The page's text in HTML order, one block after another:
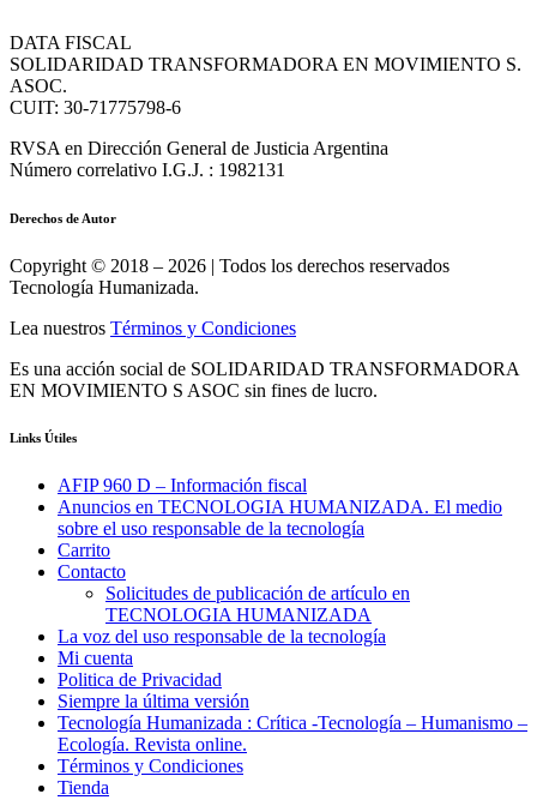
DATA FISCAL
SOLIDARIDAD TRANSFORMADORA EN MOVIMIENTO S.
ASOC.
CUIT: 30-71775798-6
RVSA en Dirección General de Justicia Argentina
Número correlativo I.G.J. : 1982131
Derechos de Autor
Copyright © 2018 – 2026 | Todos los derechos reservados
Tecnología Humanizada.
Lea nuestros Términos y Condiciones
Es una acción social de SOLIDARIDAD TRANSFORMADORA
EN MOVIMIENTO S ASOC sin fines de lucro.
Links Útiles
AFIP 960 D – Información fiscal
Anuncios en TECNOLOGIA HUMANIZADA. El medio
sobre el uso responsable de la tecnología
Carrito
Contacto
Solicitudes de publicación de artículo en
TECNOLOGIA HUMANIZADA
La voz del uso responsable de la tecnología
Mi cuenta
Politica de Privacidad
Siempre la última versión
Tecnología Humanizada : Crítica -Tecnología – Humanismo –
Ecología. Revista online.
Términos y Condiciones
Tienda